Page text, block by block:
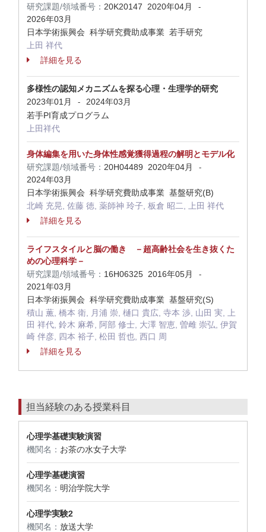
研究課題/領域番号： 20K20147 2020年04月 -
2026年03月
日本学術振興会 科学研究費助成事業 若手研究
上田 祥代
詳細を見る
多様性の認知メカニズムを探る心理・生理学的研究
2023年01月
-
2024年03月
若手PI育成プログラム
上田祥代
身体編集を用いた身体性感覚獲得過程の解明とモデル化
研究課題/領域番号： 20H04489 2020年04月 -
2024年03月
日本学術振興会 科学研究費助成事業 基盤研究(B)
北崎 充晃, 佐藤 徳, 薬師神 玲子, 板倉 昭二, 上田 祥代
詳細を見る
ライフスタイルと脳の働き －超高齢社会を生き抜くた
めの心理科学－
研究課題/領域番号： 16H06325 2016年05月 -
2021年03月
日本学術振興会 科学研究費助成事業 基盤研究(S)
積山 薫, 橋本 衛, 月浦 崇, 樋口 貴広, 寺本 渉, 山田 実, 上
田 祥代, 鈴木 麻希, 阿部 修士, 大澤 智恵, 曽雌 崇弘, 伊賀
崎 伴彦, 四本 裕子, 松田 哲也, 西口 周
詳細を見る
担当経験のある授業科目
心理学基礎実験演習
機関名： お茶の水女子大学
心理学基礎演習
機関名： 明治学院大学
心理学実験2
機関名： 放送大学